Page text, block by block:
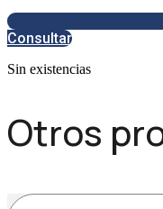
Consultar
Sin existencias
Otros